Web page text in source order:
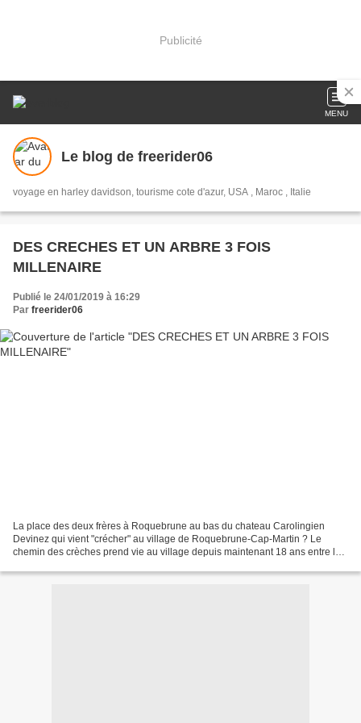
Publicité
MENU
Le blog de freerider06
voyage en harley davidson, tourisme cote d'azur, USA , Maroc , Italie
DES CRECHES ET UN ARBRE 3 FOIS
MILLENAIRE
Publié le 24/01/2019 à 16:29
Par freerider06
La place des deux frères à Roquebrune au bas du chateau Carolingien
Devinez qui vient "crécher" au village de Roquebrune-Cap-Martin ? Le
chemin des crèches prend vie au village depuis maintenant 18 ans entre le